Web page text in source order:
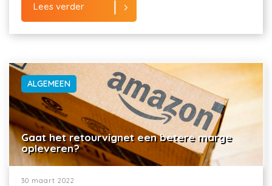
Lees verder
ALGEMEEN
Gaat het retourvignet een betere marge
opleveren?
30 maart 2022